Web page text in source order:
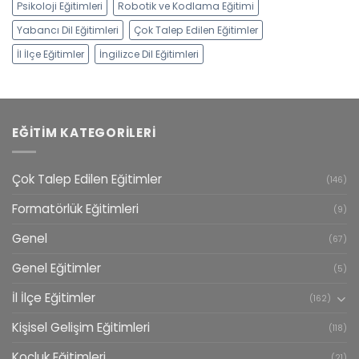
Psikoloji Eğitimleri
Robotik ve Kodlama Eğitimi
Yabancı Dil Eğitimleri
Çok Talep Edilen Eğitimler
İl İlçe Eğitimler
İngilizce Dil Eğitimleri
EĞITIM KATEGORILERI
Çok Talep Edilen Eğitimler (146)
Formatörlük Eğitimleri (9)
Genel (67)
Genel Eğitimler (5)
İl İlçe Eğitimler (162)
Kişisel Gelişim Eğitimleri (118)